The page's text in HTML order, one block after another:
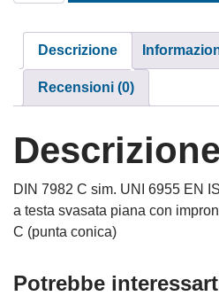
Descrizione
Recensioni (0)
Descrizione
DIN 7982 C sim. UNI 6955 EN
a testa svasata piana con
C (punta conica)
Potrebbe